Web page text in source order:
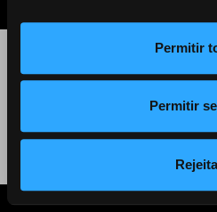
Permitir
Permitir
Política de